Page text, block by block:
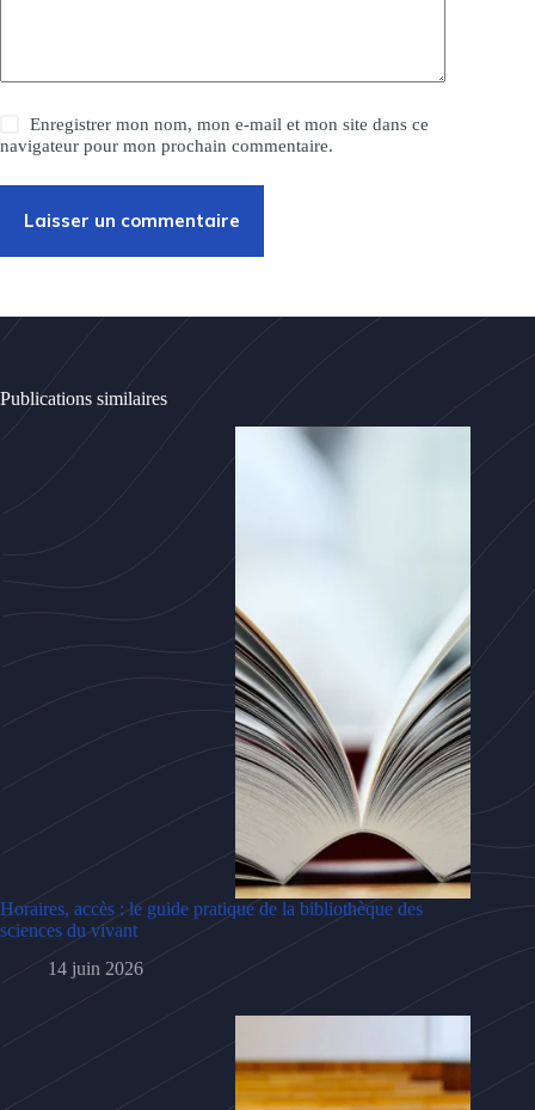
Enregistrer mon nom, mon e-mail et mon site dans ce
navigateur pour mon prochain commentaire.
Laisser un commentaire
Publications similaires
Horaires, accès : le guide pratique de la bibliothèque des
sciences du vivant
14 juin 2026